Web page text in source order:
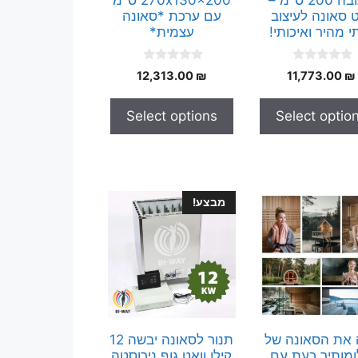
סאונה לעיצוב
מהיר ואיכותי!
0
o
o
5
11,773.00 ₪
Select
עם ערכת *סאונה
עצמית*
0
o
o
5
12,313.00 ₪
Select options
את הסאונה של
מבצע!
תנור לסאונה יבשה 12